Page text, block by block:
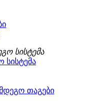
სისტემა
თაგები